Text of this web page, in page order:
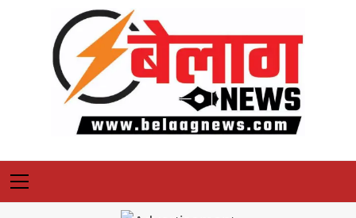
Primary
Menu